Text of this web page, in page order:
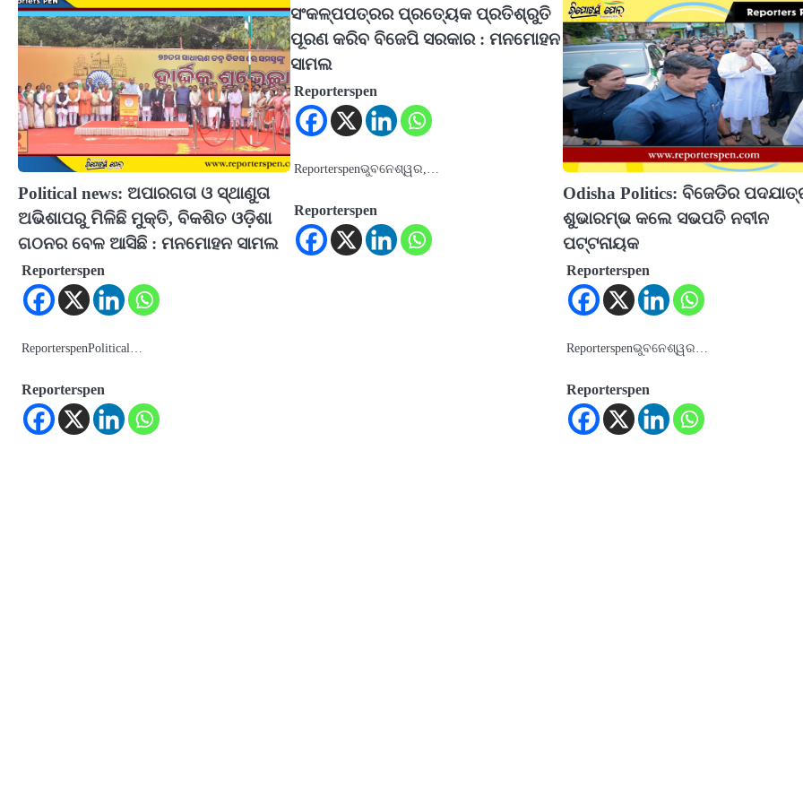
Political news: ଅପାରଗତା ଓ ସ୍ଥାଣୁତା
ଅଭିଶାପରୁ ମିଳିଛି ମୁକ୍ତି, ବିକଶିତ ଓଡ଼ିଶା
ଗଠନର ବେଳ ଆସିଛି : ମନମୋହନ ସାମଲ
Reporterspen
ReporterspenPolitical…
Reporterspen
ସଂକଳ୍ପପତ୍ରର ପ୍ରତ୍ୟେକ ପ୍ରତିଶ୍ରୁତି
ପୂରଣ କରିବ ବିଜେପି ସରକାର : ମନମୋହନ
ସାମଲ
Reporterspen
Reporterspenଭୁବନେଶ୍ୱର,…
Reporterspen
Odisha Politics: ବିଜେଡିର
ଶୁଭାରମ୍ଭ କଲେ ସଭପତି ନବୀନ
ପଟ୍ଟନାୟକ
Reporterspen
Reporterspenଭୁବନେଶ୍ୱର…
Reporterspen